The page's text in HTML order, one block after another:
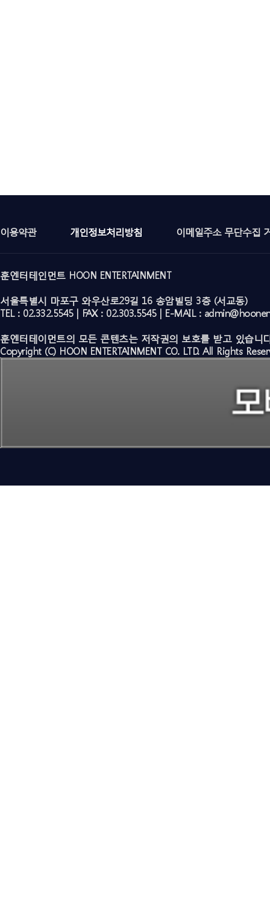
이용약관 개인정보처리방침 이메일주소 무단수집
훈엔터테인먼트 HOON ENTERTAINMENT
서울특별시 마포구 와우산로29길 16 송암빌딩 3층 (서교동)
TEL : 02.332.5545 | FAX : 02.303.5545 | E-MAIL :
훈엔터테이먼트의 모든 콘텐츠는 저작권의 보호를 받고 있습니
Copyright (C) HOON ENTERTAINMENT CO. LTD. All Rights